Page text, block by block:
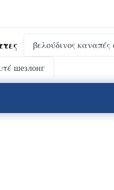
βελούδινος καναπές
шезлонг